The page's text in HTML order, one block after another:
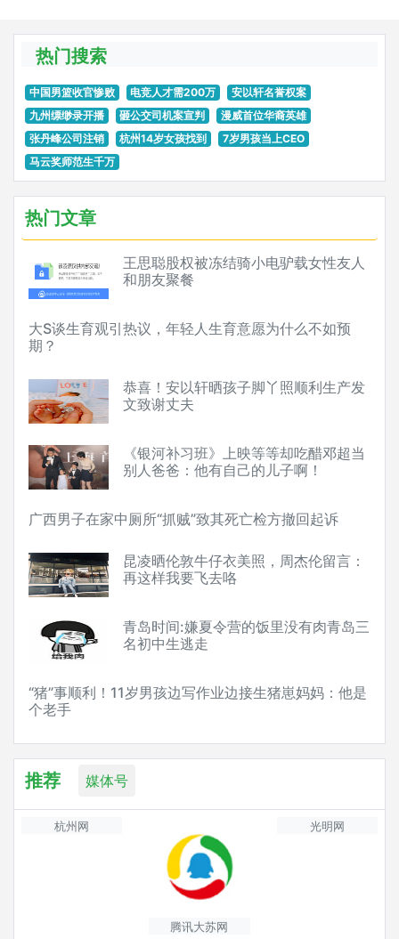
热门搜索
中国男篮收官惨败 电竞人才需200万
安以轩名誉权案
九州缥缈录开播
砸公交司机案宣判
漫威首位华裔英雄
张丹峰公司注销
杭州14岁女孩找到
7岁男孩当上CEO
马云奖师范生千万
热门文章
王思聪股权被冻结骑小电驴载女性友人
和朋友聚餐
大S谈生育观引热议，年轻人生育意愿为什么不如预
期？
恭喜！安以轩晒孩子脚丫照顺利生产发
文致谢丈夫
《银河补习班》上映等等却吃醋邓超当
别人爸爸：他有自己的儿子啊！
广西男子在家中厕所“抓贼”致其死亡检方撤回起诉
昆凌晒伦敦牛仔衣美照，周杰伦留言：
再这样我要飞去咯
青岛时间:嫌夏令营的饭里没有肉青岛三
名初中生逃走
“猪”事顺利！11岁男孩边写作业边接生猪崽妈妈：他是
个老手
推荐 媒体号
杭州网
腾讯大苏网
光明网